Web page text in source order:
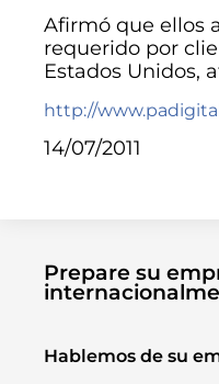
Afirmó que ellos
requerido por
Estados Unidos,
http://
14/07/2011
Prepare su
Hablemos de su